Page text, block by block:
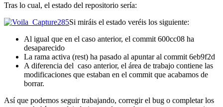
Tras lo cual, el estado del repositorio sería:
Si miráis el estado veréis los siguiente:
Al igual que en el caso anterior, el commit 600cc08 ha
desaparecido
La rama activa (rest) ha pasado al apuntar al commit 6eb9f2d
A diferencia del caso anterior, el área de trabajo contiene las
modificaciones que estaban en el commit que acabamos de
borrar.
Así que podemos seguir trabajando, corregir el bug o completar los